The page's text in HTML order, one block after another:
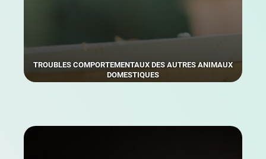
TROUBLES COMPORTEMENTAUX DES AUTRES ANIMAUX
DOMESTIQUES